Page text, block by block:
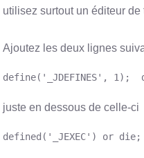
utilisez surtout un éditeur de
Ajoutez les deux lignes
define('_JDEFINES', 1);
juste en dessous de celle-ci
defined('_JEXEC') or die;